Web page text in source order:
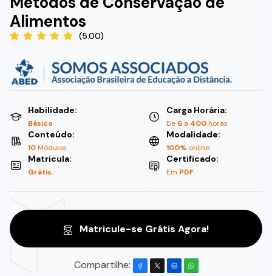
Alimentos
(5.00)
Habilidade:
Básico
Carga Horária:
De 6 a 400horas
Conteúdo:
10Módulos
Modalidade:
100% online.
Matricula:
Grátis.
Certificado:
Em PDF.
Matricule-se Grátis Agora!
Compartilhe: